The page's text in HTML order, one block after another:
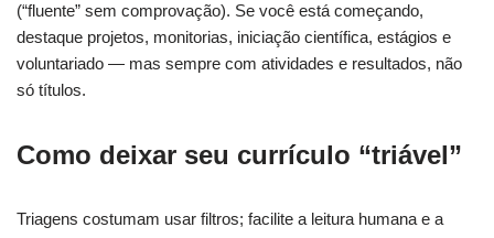
(“fluente” sem comprovação). Se você está começando,
destaque projetos, monitorias, iniciação científica, estágios e
voluntariado — mas sempre com atividades e resultados, não
só títulos.
Como deixar seu currículo “triável”
Triagens costumam usar filtros; facilite a leitura humana e a